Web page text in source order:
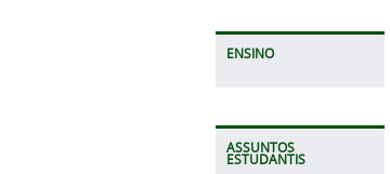
ENSINO
ASSUNTOS
ESTUDANTIS